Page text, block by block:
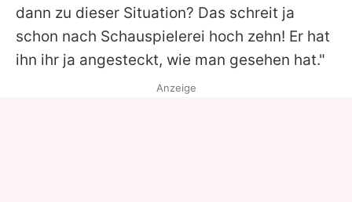
dann zu dieser Situation? Das schreit ja
schon nach Schauspielerei hoch zehn! Er hat
ihn ihr ja angesteckt, wie man gesehen hat."
Anzeige